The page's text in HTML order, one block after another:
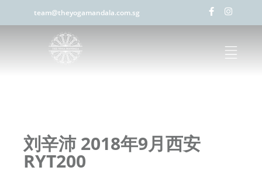
team@theyogamandala.com.sg
刘辛沛 2018年9月西安
RYT200